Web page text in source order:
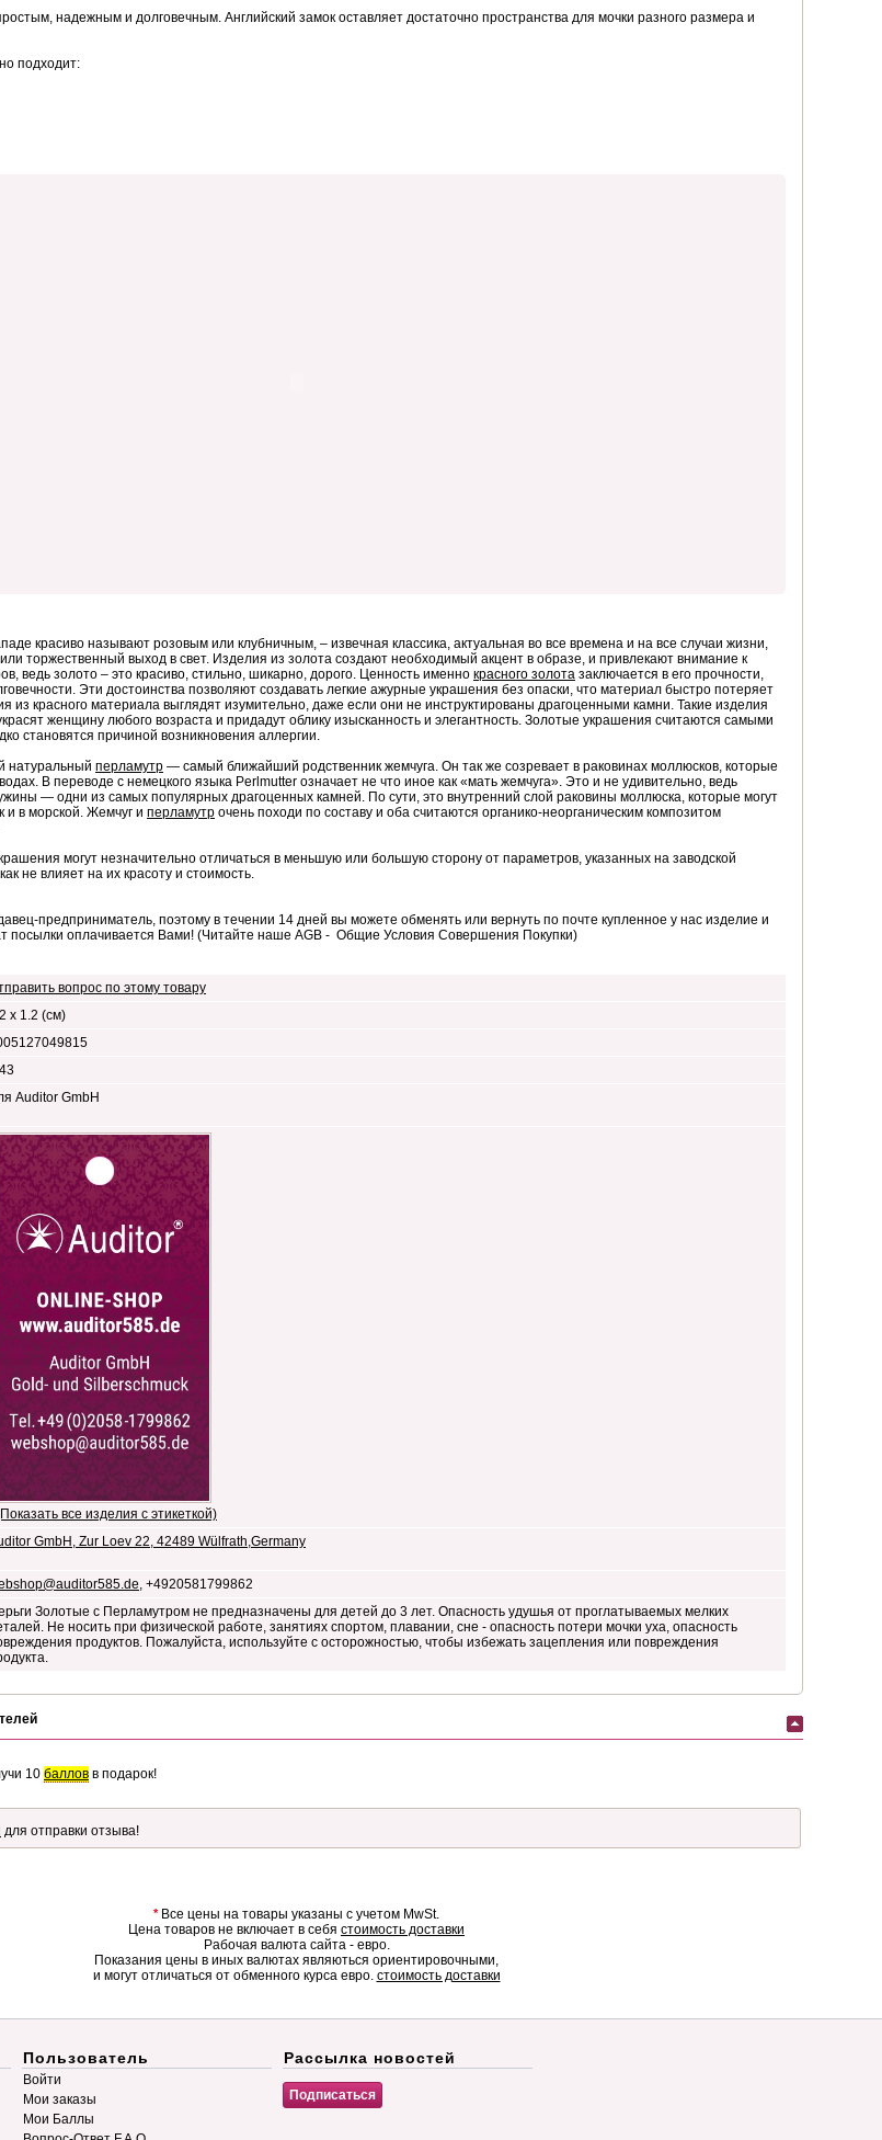
надежным и долговечным. Английский замок оставляет достаточно пространства для мочки разного размера и
подходит:
красиво называют розовым или клубничным, – извечная классика, актуальная во все времена и на все случаи жизни,
торжественный выход в свет. Изделия из золота создают необходимый акцент в образе, и привлекают внимание к
ведь золото – это красиво, стильно, шикарно, дорого. Ценность именно красного золота заключается в его прочности,
Эти достоинства позволяют создавать легкие ажурные украшения без опаски, что материал быстро потеряет
из красного материала выглядят изумительно, даже если они не инструктированы драгоценными камни. Такие изделия
женщину любого возраста и придадут облику изысканность и элегантность. Золотые украшения считаются самыми
становятся причиной возникновения аллергии.
натуральный перламутр — самый ближайший родственник жемчуга. Он так же созревает в раковинах моллюсков, которые
В переводе с немецкого языка Perlmutter означает не что иное как «мать жемчуга». Это и не удивительно, ведь
— одни из самых популярных драгоценных камней. По сути, это внутренний слой раковины моллюска, которые могут
и в морской. Жемчуг и перламутр очень походи по составу и оба считаются органико-неорганическим композитом
могут незначительно отличаться в меньшую или большую сторону от параметров, указанных на заводской
не влияет на их красоту и стоимость.
предприниматель, поэтому в течении 14 дней вы можете обменять или вернуть по почте купленное у нас изделие и
посылки оплачивается Вами! (Читайте наше AGB - Общие Условия Совершения Покупки)
вопрос по этому товару
x 1.2 (см)
Auditor GmbH
все изделия с этикеткой)
GmbH, Zur Loev 22, 42489 Wülfrath,Germany
, +4920581799862
Золотые с Перламутром не предназначены для детей до 3 лет. Опасность удушья от проглатываемых мелких
Не носить при физической работе, занятиях спортом, плавании, сне - опасность потери мочки уха, опасность
продуктов. Пожалуйста, используйте с осторожностью, чтобы избежать зацепления или повреждения
10 баллов в подарок!
для отправки отзыва!
*Все цены на товары указаны с учетом MwSt.
Цена товаров не включает в себя стоимость доставки
Рабочая валюта сайта - евро.
Показания цены в иных валютах являються ориентировочными,
и могут отличаться от обменного курса евро. стоимость доставки
Пользователь
Войти
Мои заказы
Мои Баллы
Рассылка новостей